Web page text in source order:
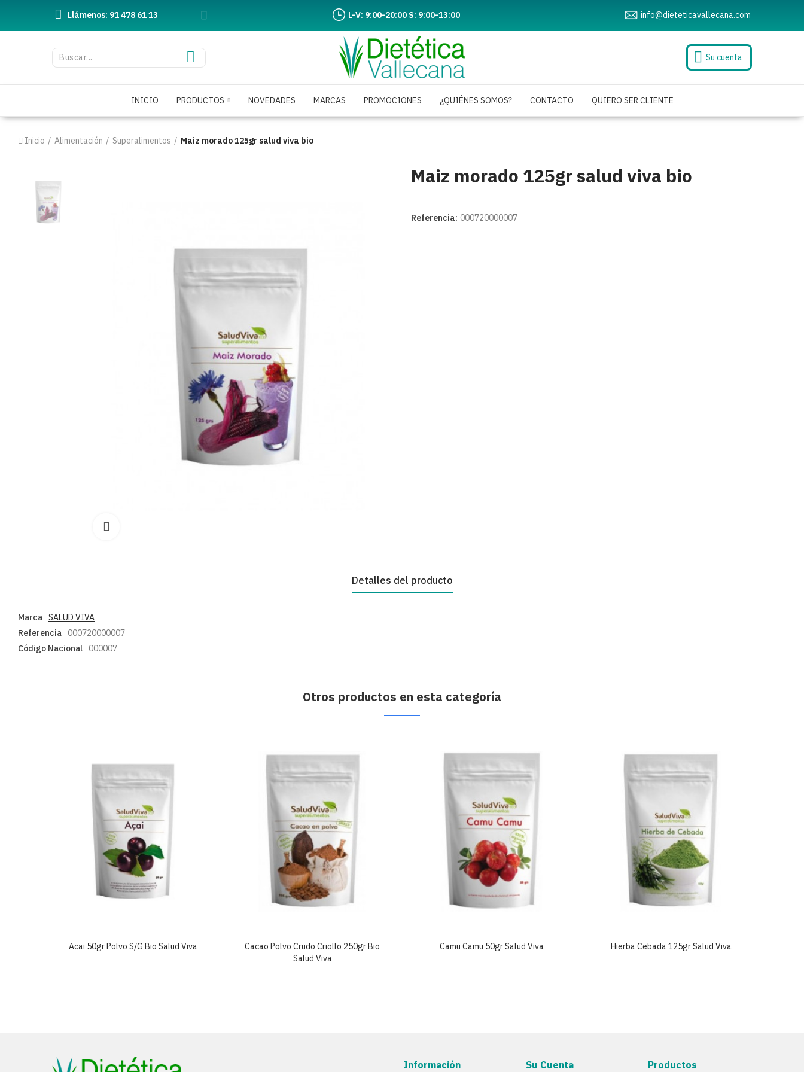
Llámenos: 91 478 61 13 L-V: 9:00-20:00 S: 9:00-13:00 info@dieteticavallecana.com
Su cuenta
INICIO PRODUCTOS NOVEDADES MARCAS PROMOCIONES ¿QUIÉNES SOMOS? CONTACTO QUIERO SER CLIENTE
Inicio Alimentación Superalimentos Maiz morado 125gr salud viva bio
Maiz morado 125gr salud viva bio
Referencia: 000720000007
Detalles del producto
Marca SALUD VIVA
Referencia
000720000007
Código Nacional
000007
Otros productos en esta categoría
Acai 50gr Polvo S/g Bio Salud Viva
Cacao Polvo Crudo Criollo 250gr Bio
Salud Viva
Camu Camu 50gr Salud Viva Hierba Cebada 125gr Salud Viva
Información Su Cuenta Productos